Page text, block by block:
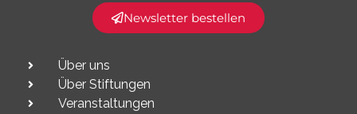
Newsletter bestellen
Über uns
Über Stiftungen
Veranstaltungen